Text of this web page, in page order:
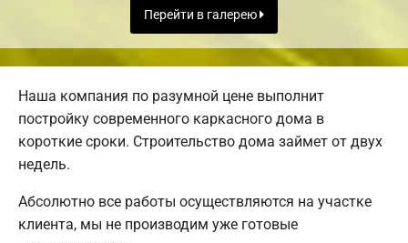
Перейти в галерею
Наша компания по разумной цене выполнит
постройку современного каркасного дома в
короткие сроки. Строительство дома займет от двух
недель.
Абсолютно все работы осуществляются на участке
клиента, мы не производим уже готовые